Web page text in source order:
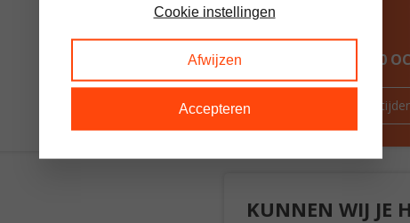
ALTIJD MEER DAN 60
Route &
KUNNEN WIJ JE
Cookie instellingen
Afwijzen
Accepteren